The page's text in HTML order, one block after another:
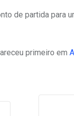
de partida para
primeiro em